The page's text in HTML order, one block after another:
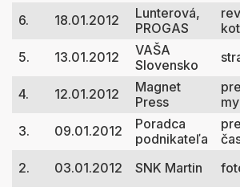
6. 18.01.2012
Lunterová,
PROGAS
5. 13.01.2012
VAŠA
Slovensko
4. 12.01.2012
Magnet
Press
my
3. 09.01.2012
Poradca
podnikateľa
2. 03.01.2012 SNK Martin